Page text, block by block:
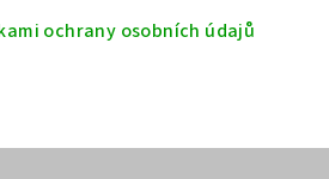
ochrany osobních údajů